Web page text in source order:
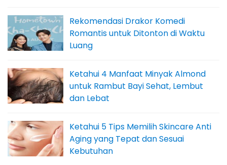
Rekomendasi Drakor Komedi
Romantis untuk Ditonton di Waktu
Luang
Ketahui 4 Manfaat Minyak Almond
untuk Rambut Bayi Sehat, Lembut
dan Lebat
Ketahui 5 Tips Memilih Skincare Anti
Aging yang Tepat dan Sesuai
Kebutuhan